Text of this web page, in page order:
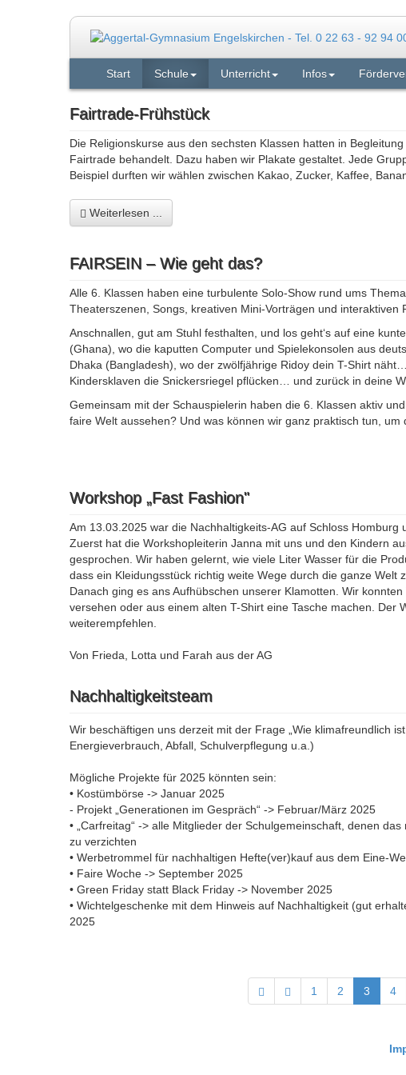
Start Schule Unterricht Infos
Fairtrade-Frühstück
Die Religionskurse aus den sechsten Klassen hatten in
Fairtrade behandelt. Dazu haben wir Plakate gestaltet. Jede
Beispiel durften wir wählen zwischen Kakao, Zucker, Kaffee,
Weiterlesen ...
FAIRSEIN – Wie geht das?
Alle 6. Klassen haben eine turbulente Solo-Show rund ums
Theaterszenen, Songs, kreativen Mini-Vorträgen und interaktiven
Anschnallen, gut am Stuhl festhalten, und los geht‘s auf eine
(Ghana), wo die kaputten Computer und Spielekonsolen aus
Dhaka (Bangladesh), wo der zwölfjährige Ridoy dein T-Shirt
Kindersklaven die Snickersriegel pflücken… und zurück in deine
Gemeinsam mit der Schauspielerin haben die 6. Klassen aktiv
faire Welt aussehen? Und was können wir ganz praktisch tun,
Workshop „Fast Fashion"
Am 13.03.2025 war die Nachhaltigkeits-AG auf Schloss Homburg
Zuerst hat die Workshopleiterin Janna mit uns und den Kindern
gesprochen. Wir haben gelernt, wie viele Liter Wasser für die
dass ein Kleidungsstück richtig weite Wege durch die ganze Welt
Danach ging es ans Aufhübschen unserer Klamotten. Wir
versehen oder aus einem alten T-Shirt eine Tasche machen. Der
weiterempfehlen.
Von Frieda, Lotta und Farah aus der AG
Nachhaltigkeitsteam
Wir beschäftigen uns derzeit mit der Frage „Wie klimafreundlich
Energieverbrauch, Abfall, Schulverpflegung u.a.)
Mögliche Projekte für 2025 könnten sein:
• Kostümbörse -> Januar 2025
- Projekt „Generationen im Gespräch“ -> Februar/März 2025
• „Carfreitag“ -> alle Mitglieder der Schulgemeinschaft, denen
zu verzichten
• Werbetrommel für nachhaltigen Hefte(ver)kauf aus dem Eine-
• Faire Woche -> September 2025
• Green Friday statt Black Friday -> November 2025
• Wichtelgeschenke mit dem Hinweis auf Nachhaltigkeit (gut
2025
1 2 3 4